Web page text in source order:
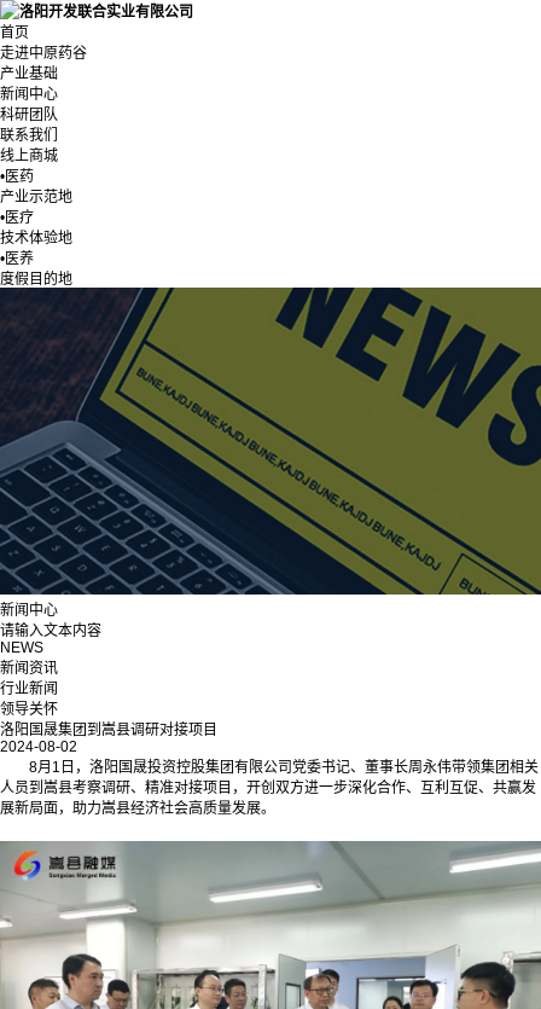
首页
走进中原药谷
产业基础
新闻中心
科研团队
联系我们
线上商城
•医药
产业示范地
•医疗
技术体验地
•医养
度假目的地
新闻中心
请输入文本内容
NEWS
新闻资讯
行业新闻
领导关怀
洛阳国晟集团到嵩县调研对接项目
2024-08-02
8月1日，洛阳国晟投资控股集团有限公司党委书记、董事长周永伟带领集团相关
人员到嵩县考察调研、精准对接项目，开创双方进一步深化合作、互利互促、共赢发
展新局面，助力嵩县经济社会高质量发展。